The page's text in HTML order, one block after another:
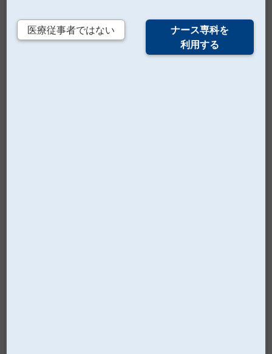
2022/11/16
日常に潜む脳卒中の大きなリスク、
医療従事者ではない
ナース専科を
利用する